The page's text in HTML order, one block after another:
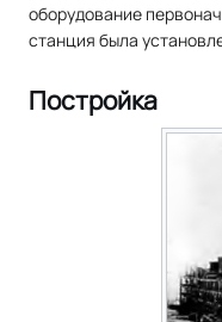
оборудование
станция была
Постройка